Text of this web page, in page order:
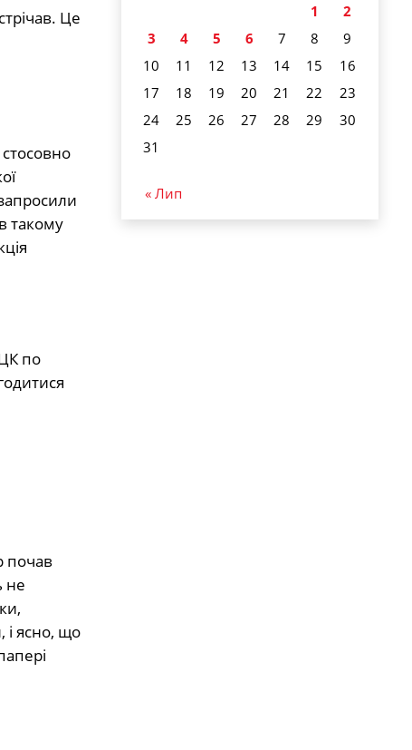
Це
стосовно
такому
по
почав
не
і ясно, що
1
2
3
4 5 6 7 8
9
10
11 12 13 14 15
16
17
18 19 20 21 22
23
24
25 26 27 28 29
30
31
« Лип